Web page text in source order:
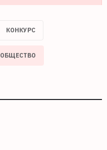
КОНКУРС
ОБЩЕСТВО